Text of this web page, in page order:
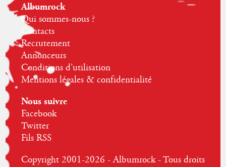
Albumrock
Qui sommes-nous ?
Contacts
Recrutement
Annonceurs
Conditions d'utilisation
Mentions légales & confidentialité
Nous suivre
Facebook
Twitter
Fils RSS
Copyright 2001-2026 - Albumrock - Tous droits